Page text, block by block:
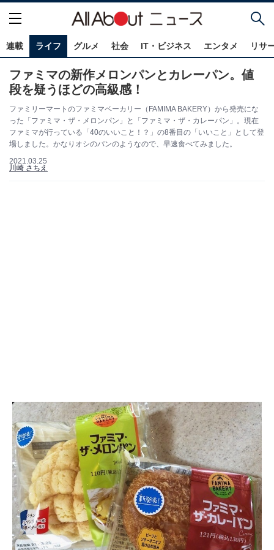
連載 ライフ グルメ 社会 IT・ビジネス エンタメ リサ
ファミマの新作メロンパンとカレーパン。値
段を疑うほどの高級感！
ファミリーマートのファミマベーカリー（FAMIMA BAKERY）から発売にな
った「ファミマ・ザ・メロンパン」と「ファミマ・ザ・カレーパン」。現在
ファミマが行っている「40のいいこと！？」の8番目の「いいこと」として登
場しました。かなりオシのパンのようなので、早速食べてみました。
2021.03.25
川崎 さちえ